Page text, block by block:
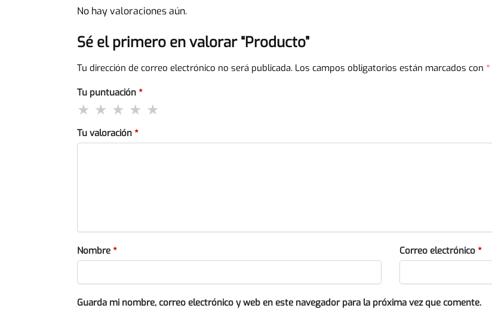
No hay valoraciones aún.
Sé el primero en valorar “Producto”
Tu dirección de correo electrónico no será publicada. Los campos obligatorios están marcados con *
Tu puntuación *
Tu valoración *
Nombre * Correo electrónico *
Guarda mi nombre, correo electrónico y web en este navegador para la próxima vez que comente.